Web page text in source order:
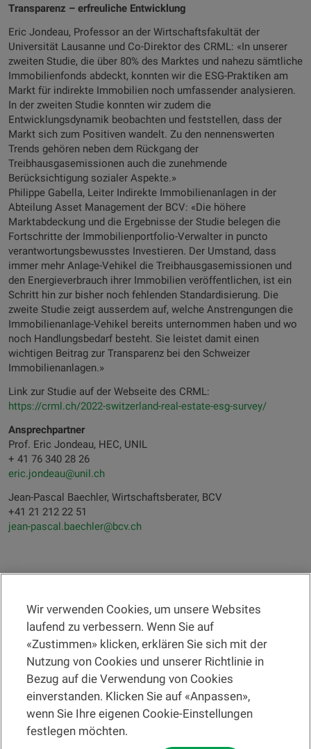
Transparenz – erfreuliche Entwicklung
Eric Jondeau, Professor an der Wirtschaftsfakultät der
Universität Lausanne und Co-Direktor des CRML: «In unserer
zweiten Studie, die über 80% des Marktes und nahezu sämtliche
Immobilienfonds abdeckt, konnten wir die ESG-Praktiken am
Markt für indirekte Immobilien noch umfassender analysieren.
In der zweiten Studie konnten wir zudem die
Entwicklungsdynamik beobachten und feststellen, dass der
Markt sich zum Positiven wandelt. Zu den nennenswerten
Trends gehören neben dem Rückgang der
Treibhausgasemissionen auch die zunehmende
Berücksichtigung sozialer Aspekte.»
Philippe Gabella, Leiter Indirekte Immobilienanlagen in der
Abteilung Asset Management der BCV: «Die höhere
Marktabdeckung und die Ergebnisse der Studie belegen die
Fortschritte der Immobilienportfolio-Verwalter in puncto
verantwortungsbewusstes Investieren. Der Umstand, dass
immer mehr Anlage-Vehikel die Treibhausgasemissionen und
den Energieverbrauch ihrer Immobilien veröffentlichen, ist ein
Schritt hin zur bisher noch fehlenden Standardisierung. Die
zweite Studie zeigt ausserdem auf, welche Anstrengungen die
Immobilienanlage-Vehikel bereits unternommen haben und wo
noch Handlungsbedarf besteht. Sie leistet damit einen
wichtigen Beitrag zur Transparenz bei den Schweizer
Immobilienanlagen.»
Link zur Studie auf der Webseite des CRML:
https://crml.ch/2022-switzerland-real-estate-esg-survey/
Ansprechpartner
Prof. Eric Jondeau, HEC, UNIL
+ 41 76 340 28 26‬
eric.jondeau@unil.ch
Jean-Pascal Baechler, Wirtschaftsberater, BCV
+41 21 212 22 51
jean-pascal.baechler@bcv.ch
RECHTSINFORMATION
Eine Filiale suchen
Hilfe und Kontakt
Wir verwenden Cookies, um unsere Websites
laufend zu verbessern. Wenn Sie auf
«Zustimmen» klicken, erklären Sie sich mit der
Nutzung von Cookies und unserer Richtlinie in
Bezug auf die Verwendung von Cookies
einverstanden. Klicken Sie auf «Anpassen»,
wenn Sie Ihre eigenen Cookie-Einstellungen
festlegen möchten.